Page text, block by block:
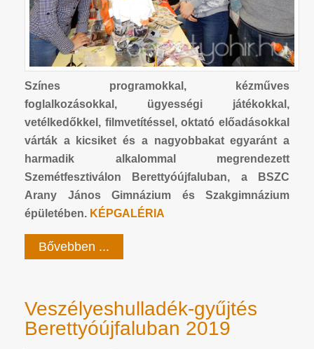
Színes programokkal, kézműves
foglalkozásokkal, ügyességi játékokkal,
vetélkedőkkel, filmvetítéssel, oktató előadásokkal
várták a kicsiket és a nagyobbakat egyaránt a
harmadik alkalommal megrendezett
Szemétfesztiválon Berettyóújfaluban, a BSZC
Arany János Gimnázium és Szakgimnázium
épületében. KÉPGALÉRIA
Bővebben ...
Veszélyeshulladék-gyűjtés
Berettyóújfaluban 2019